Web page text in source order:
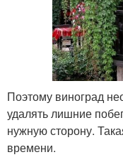
Поэтому виноград
удалять лишние
нужную сторону.
времени.